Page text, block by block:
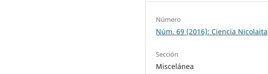
Número
Núm. 69 (2016): Ciencia Nicolaita
Sección
Miscelánea